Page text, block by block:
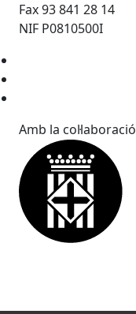
Fax 93 841 28 14
NIF P0810500I
Amb la